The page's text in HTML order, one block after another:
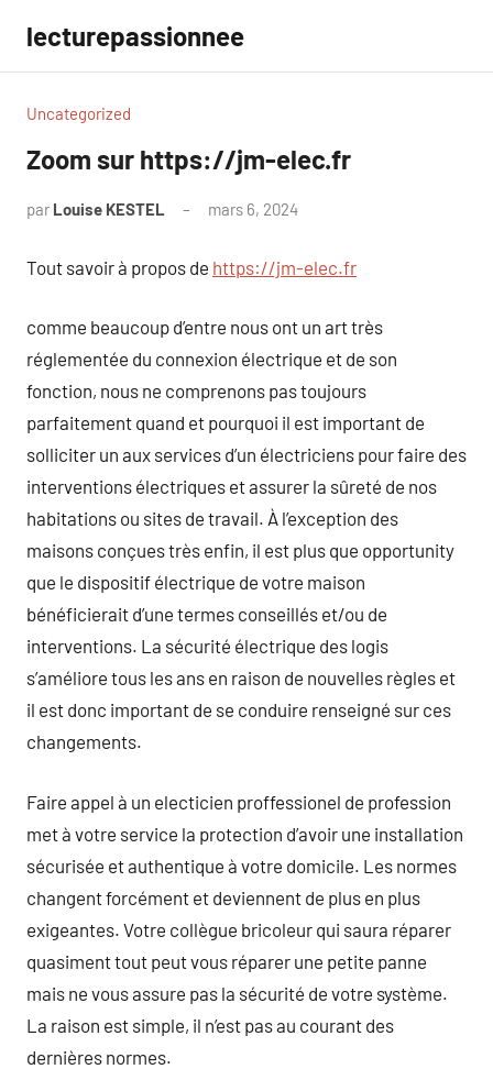
contenu
lecturepassionnee
Uncategorized
Zoom sur https://jm-elec.fr
par Louise KESTEL mars 6, 2024
Tout savoir à propos de https://jm-elec.fr
comme beaucoup d’entre nous ont un art très
réglementée du connexion électrique et de son
fonction, nous ne comprenons pas toujours
parfaitement quand et pourquoi il est important de
solliciter un aux services d’un électriciens pour faire des
interventions électriques et assurer la sûreté de nos
habitations ou sites de travail. À l’exception des
maisons conçues très enfin, il est plus que opportunity
que le dispositif électrique de votre maison
bénéficierait d’une termes conseillés et/ou de
interventions. La sécurité électrique des logis
s’améliore tous les ans en raison de nouvelles règles et
il est donc important de se conduire renseigné sur ces
changements.
Faire appel à un electicien proffessionel de profession
met à votre service la protection d’avoir une installation
sécurisée et authentique à votre domicile. Les normes
changent forcément et deviennent de plus en plus
exigeantes. Votre collègue bricoleur qui saura réparer
quasiment tout peut vous réparer une petite panne
mais ne vous assure pas la sécurité de votre système.
La raison est simple, il n’est pas au courant des
dernières normes.